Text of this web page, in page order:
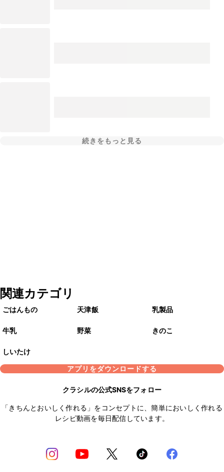
続きをもっと見る
関連カテゴリ
ごはんもの 天津飯 乳製品
牛乳 野菜 きのこ
しいたけ
アプリをダウンロードする
クラシルの公式SNSをフォロー
「きちんとおいしく作れる」をコンセプトに、簡単においしく作れる
レシピ動画を毎日配信しています。